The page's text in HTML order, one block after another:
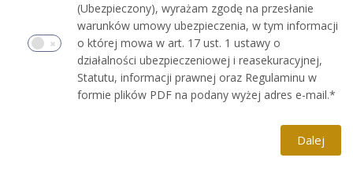
(Ubezpieczony), wyrażam zgodę na przesłanie
warunków umowy ubezpieczenia, w tym informacji
o której mowa w art. 17 ust. 1 ustawy o
działalności ubezpieczeniowej i reasekuracyjnej,
Statutu, informacji prawnej oraz Regulaminu w
formie plików PDF na podany wyżej adres e-mail.*